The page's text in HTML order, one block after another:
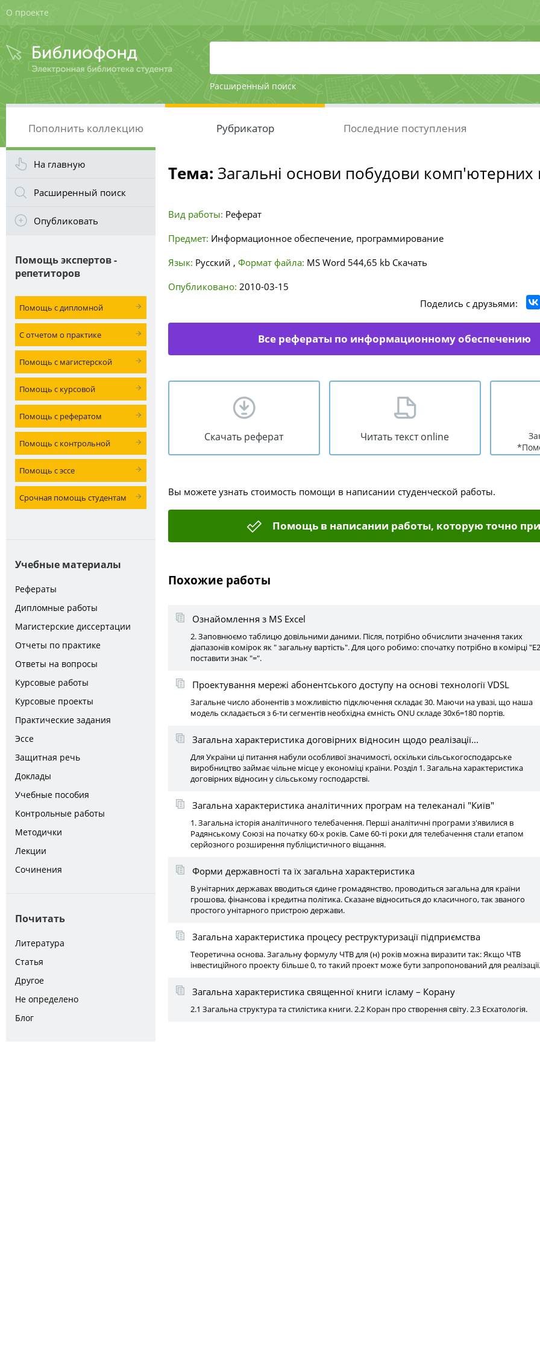
О проекте
Расширенный поиск
Пополнить коллекцию Рубрикатор Последние поступления
На главную
Расширенный поиск
Опубликовать
Помощь экспертов -
репетиторов
Помощь с дипломной
С отчетом о практике
Помощь с магистерской
Помощь с курсовой
Помощь с рефератом
Помощь с контрольной
Помощь с эссе
Срочная помощь студентам
Учебные материалы
Рефераты
Дипломные работы
Магистерские диссертации
Отчеты по практике
Ответы на вопросы
Курсовые работы
Курсовые проекты
Практические задания
Эссе
Защитная речь
Доклады
Учебные пособия
Контрольные работы
Методички
Лекции
Сочинения
Почитать
Литература
Статья
Другое
Не определено
Блог
Тема: Загальні основи побудови
Вид работы: Реферат
Предмет: Информационное обеспечение, программирование
Язык: Русский , Формат файла: MS Word 544,65 kb Скачать
Опубликовано: 2010-03-15
Поделись с друзьями:
Все рефераты по информационному обеспечению
Скачать реферат Читать текст online
Вы можете узнать стоимость помощи в написании студенческой работы.
Помощь в написании работы, которую точно
Похожие работы
Ознайомлення з MS Excel
2. Заповнюємо таблицю довільними даними. Після, потрібно обчислити значення таких
діапазонів комірок як " загальну вартість". Для цого робимо: спочатку потрібно в комірці
поставити знак "=".
Проектування мережі абонентського доступу на основі технології VDSL
Загальне число абонентів з можливістю підключення складає 30. Маючи на увазі, що наша
модель складається з 6-ти сегментів необхідна ємність ONU складе 30х6=180 портів.
Загальна характеристика договірних відносин щодо реалізації...
Для України ці питання набули особливої значимості, оскільки сільськогосподарське
виробництво займає чільне місце у економіці країни. Розділ 1. Загальна характеристика
договірних відносин у сільському господарстві.
Загальна характеристика аналітичних програм на телеканалі "Київ"
1. Загальна історія аналітичного телебачення. Перші аналітичні програми з'явилися в
Радянському Союзі на початку 60-х років. Саме 60-ті роки для телебачення стали етапом
серйозного розширення публіцистичного віщання.
Форми державності та їх загальна характеристика
В унітарних державах вводиться єдине громадянство, проводиться загальна для країни
грошова, фінансова і кредитна політика. Сказане відноситься до класичного, так званого
простого унітарного пристрою держави.
Загальна характеристика процесу реструктуризації підприємства
Теоретична основа. Загальну формулу ЧТВ для (н) років можна виразити так: Якщо ЧТВ
інвестиційного проекту більше 0, то такий проект може бути запропонований для реалізації.
Загальна характеристика священної книги ісламу – Корану
2.1 Загальна структура та стилістика книги. 2.2 Коран про створення світу. 2.3 Есхатологія.